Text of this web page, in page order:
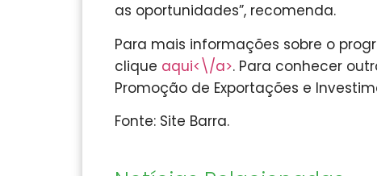
as oportunidades”, recomenda.
Para mais informações sobre o
clique aqui<\/a>. Para conhecer
Promoção de Exportações e
Fonte: Site Barra.